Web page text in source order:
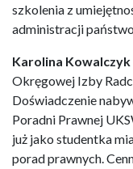
szkolenia z
administracji
Karolina Kowalczyk
Okręgowej Izby
Doświadczenie
Poradni Prawnej
już jako studentka
porad prawnych.